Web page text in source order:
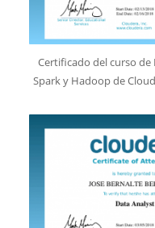
Certificado del curso de
Spark y Hadoop de